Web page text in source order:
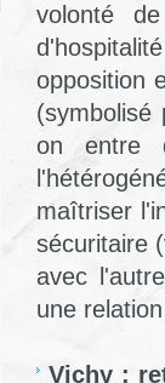
volonté
opposition
on entre
maîtriser
sécuritaire
avec
une
Vichy :